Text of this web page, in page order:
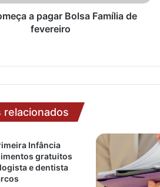
a pagar Bolsa Família de
fevereiro
Infância
gratuitos
e dentista